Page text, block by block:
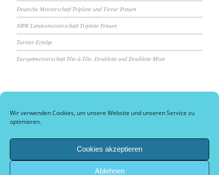
Wir verwenden Cookies, um unsere Website und unseren Service zu
optimieren.
Cookies akzeptieren
Ablehnen
Deutsche Meisterschaft Triplette und Tireur Frauen
NRW Landesmeisterschaft Triplette Frauen
Turnier-Erfolge
Europameisterschaft Tête-à-Tête, Doublette und Doublette Mixte
Interessante Links